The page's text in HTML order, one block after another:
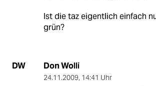
Ist die taz eigentlich einfach
grün?
DW Don Wolli
24.11.2009, 14:41 Uhr